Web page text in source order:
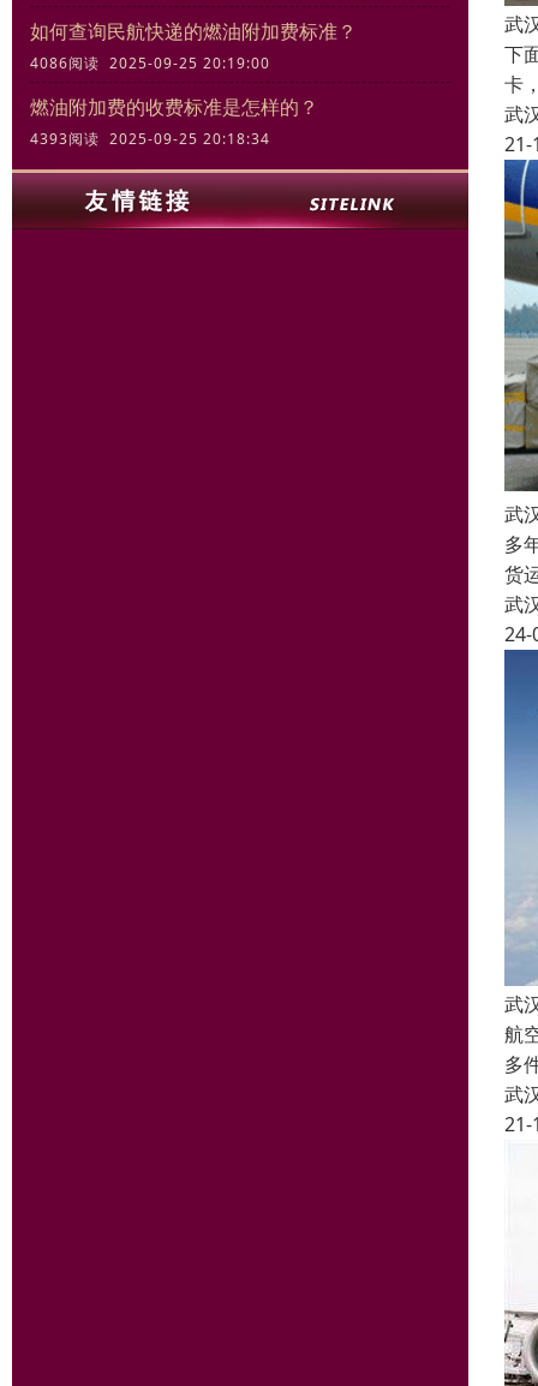
如何查询民航快递的燃油附加费标准？
4086阅读 2025-09-25 20:19:00
燃油附加费的收费标准是怎样的？
4393阅读 2025-09-25 20:18:34
武
下
卡
武
21-
武
多
货
武
24-
武
航
多
武
21-